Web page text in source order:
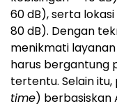
60 dB), serta
80 dB). Dengan
menikmati
harus bergantung
tertentu. Selain
time) berbasiskan